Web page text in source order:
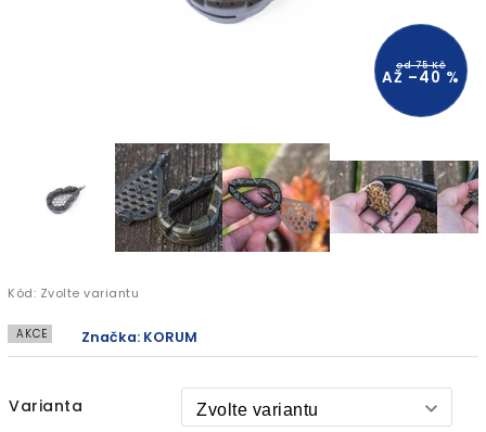
od 75 Kč
AŽ –40 %
Kód: Zvolte variantu
AKCE Značka: KORUM
Varianta